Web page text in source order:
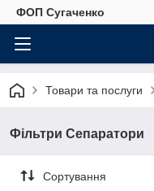
ФОП Сугаченко
Товари та послуги
Фільтри Сепаратори
Сортування